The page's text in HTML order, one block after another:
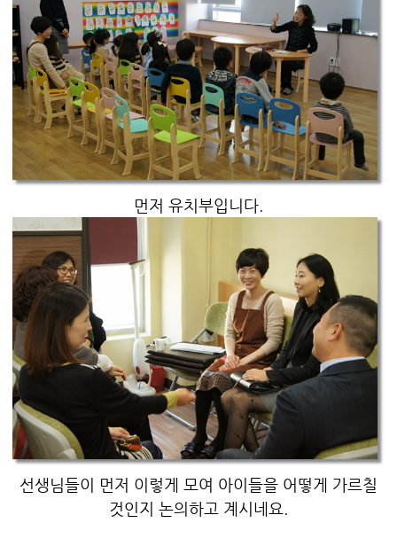
먼저 유치부입니다.
선생님들이 먼저 이렇게 모여 아이들을 어떻게 가르칠
것인지 논의하고 계시네요.